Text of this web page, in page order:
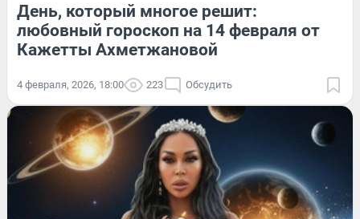
День, который многое решит:
любовный гороскоп на 14 февраля от
Кажетты Ахметжановой
4 февраля, 2026, 18:00 223 Обсудить